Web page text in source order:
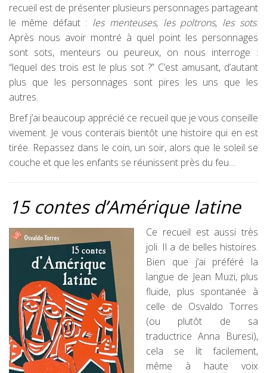
recueil est de présenter plusieurs personnages partageant
le même défaut : les menteuses, les poltrons, les sots.
Après nous avoir montré à quel point les personnages
sont sots, menteurs ou peureux, on nous interroge :
“lequel des trois est le plus sot ?” C’est amusant, d’autant
plus que les personnages sont pires les uns que les
autres.
Bref j’ai beaucoup apprécié ce recueil que je vous conseille
vivement. Je vous conterais bientôt une histoire qui en est
tirée. Repassez dans le coin, un soir, alors que le soleil se
couche et que les enfants se réunissent près du feu…
15 contes d’Amérique latine
Ce recueil est aussi très
joli. Il a de belles histoires.
Bien que j’ai préféré la
langue de Jean Muzi, plus
fluide, plus spontanée à
celle de Osvaldo Torres
(ou plutôt de sa
traductrice Anna Buresi),
cela se lit facilement,
même à haute voix